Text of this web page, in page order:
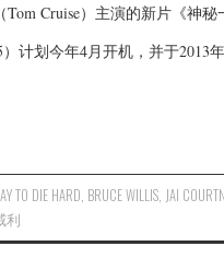
Cruise）主演的新片《神秘
）计划今年4月开机，并于
TO DIE HARD, BRUCE WILLIS, JAI
利